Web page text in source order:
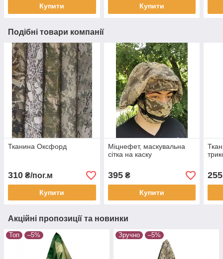
Купити Купити
Подібні товари компанії
Тканина Оксфорд
310 ₴/пог.м
Купити
Міцнефет, маскувальна
сітка на каску
395₴
Купити
255
Акційні пропозиції та новинки
Топ –5% Зручно –5%